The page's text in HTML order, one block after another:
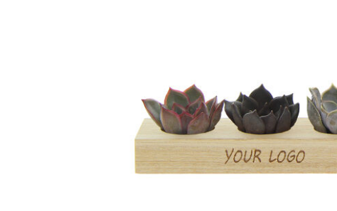
de Tiny Treasurez® is een perfect item voor op het
het verhaal achter de Tiny Treasurez®, zodat ook de
unieks hij of zij ontvangt. Het levende plantje blijft lang
omdat het niet zomaar in een kast of prullenbak
een boodschap op het product of door middel van een
indruk. Breng wat extra groene decoratie in huis met